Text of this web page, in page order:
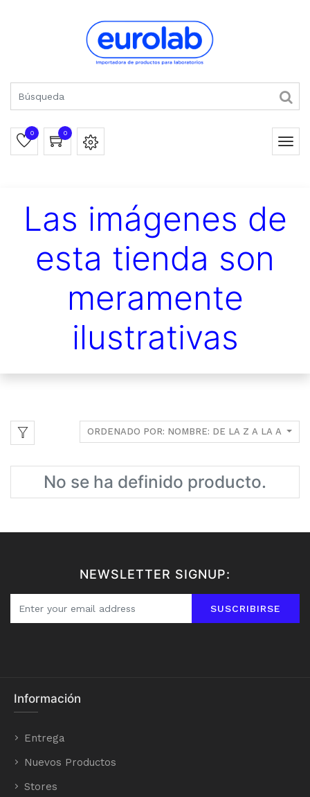
0 0
Las imágenes de
esta tienda son
meramente
ilustrativas
ORDENADO POR: NOMBRE: DE LA Z A LA A
No se ha definido producto.
NEWSLETTER SIGNUP:
SUSCRIBIRSE
Información
Entrega
Nuevos Productos
Stores